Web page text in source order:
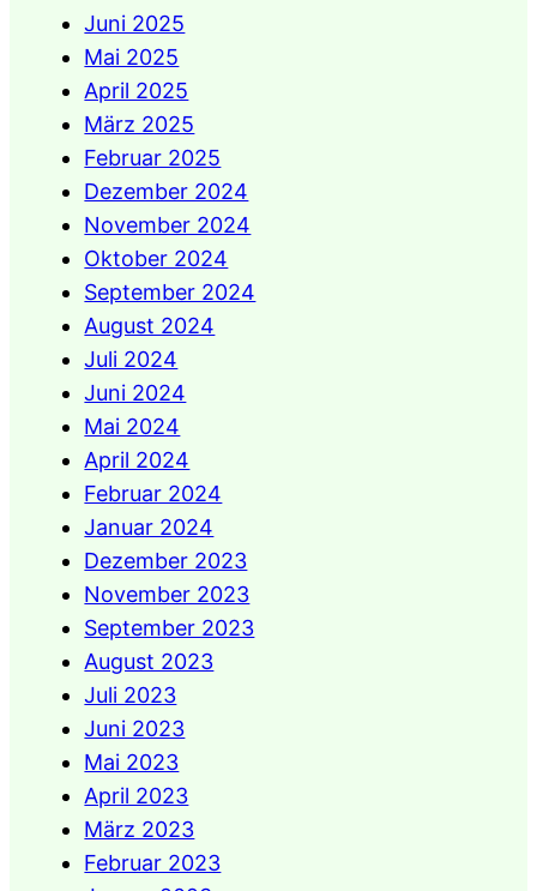
Juni 2025
Mai 2025
April 2025
März 2025
Februar 2025
Dezember 2024
November 2024
Oktober 2024
September 2024
August 2024
Juli 2024
Juni 2024
Mai 2024
April 2024
Februar 2024
Januar 2024
Dezember 2023
November 2023
September 2023
August 2023
Juli 2023
Juni 2023
Mai 2023
April 2023
März 2023
Februar 2023